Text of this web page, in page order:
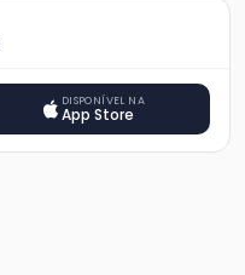
DISPONÍVEL NA
App Store